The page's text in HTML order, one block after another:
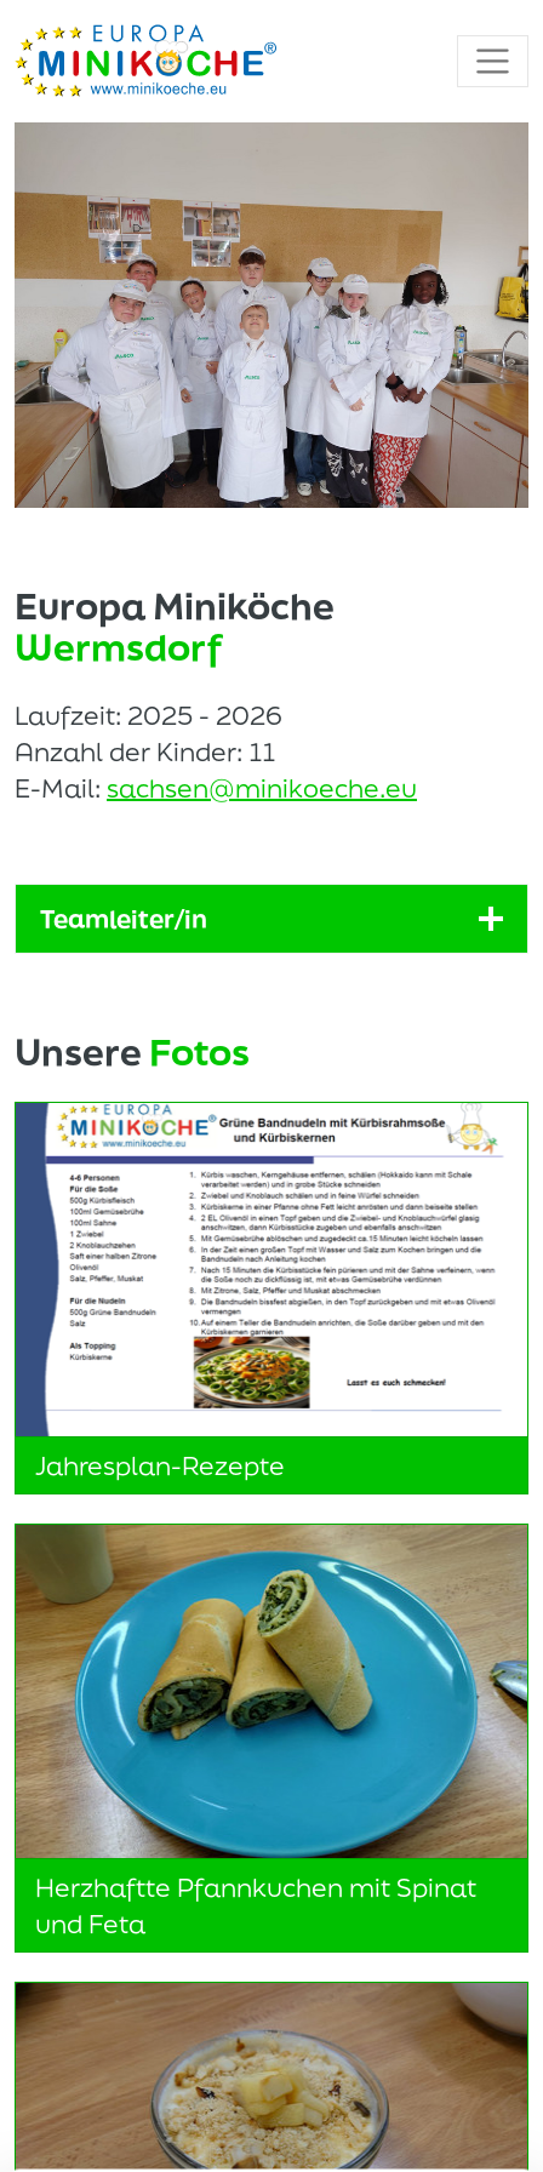
Europa Miniköche
Wermsdorf
Laufzeit: 2025 - 2026
Anzahl der Kinder: 11
E-Mail: sachsen@minikoeche.eu
Teamleiter/in
Unsere Fotos
Jahresplan-Rezepte
Herzhaftte Pfannkuchen mit Spinat
und Feta